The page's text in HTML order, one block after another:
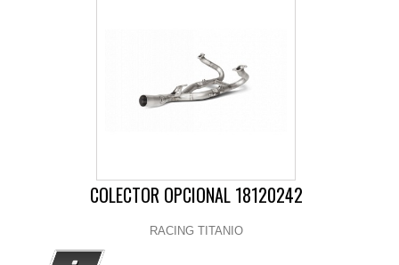
COLECTOR OPCIONAL 18120242
RACING TITANIO